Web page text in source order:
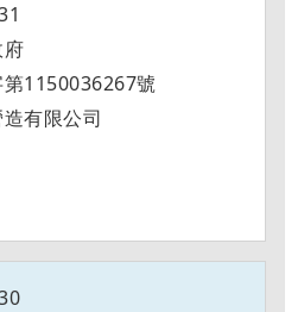
第1150036267號
有限公司